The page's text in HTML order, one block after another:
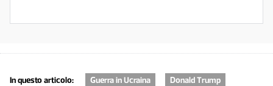
In questo articolo: Guerra in Ucraina Donald Trump